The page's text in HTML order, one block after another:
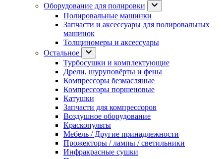
Оборудование для полировки
Полировальные машинки
Запчасти и аксессуары для полировальных
машинок
Толщиномеры и аксессуары
Остальное
Турбосушки и комплектующие
Дрели, шуруповёрты и фены
Компрессоры безмасляные
Компрессоры поршеновые
Катушки
Запчасти для компрессоров
Воздушное оборудование
Краскопульты
Мебель / Другие принадлежности
Прожекторы / лампы / светильники
Инфракрасные сушки